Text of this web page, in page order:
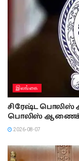
இலங்கை
சிரேஷ்ட பொலிஸ்
பொலிஸ்
2026-08-07